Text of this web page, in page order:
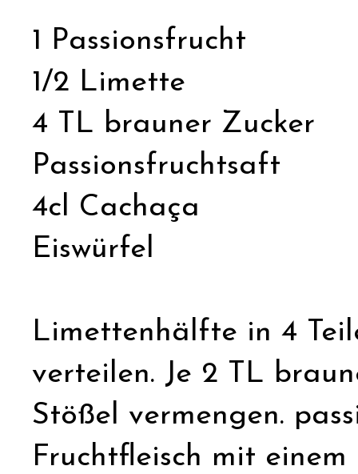
1 Passionsfrucht
1/2 Limette
4 TL brauner Zucker
Passionsfruchtsaft
4cl Cachaça
Eiswürfel
Limettenhälfte in 4
verteilen. Je 2 TL
Stößel vermengen.
Fruchtfleisch mit